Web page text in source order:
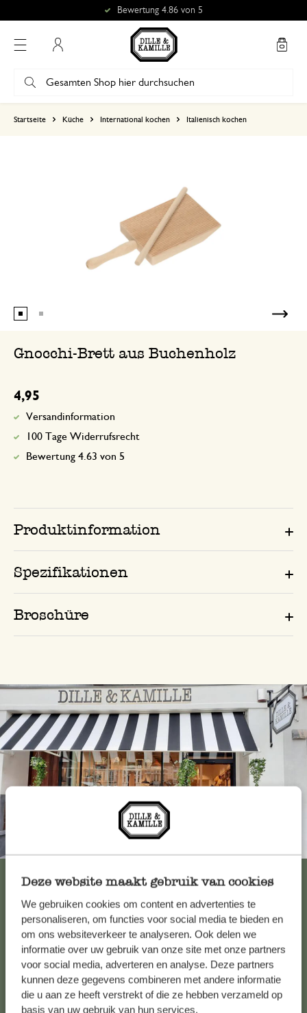
Deze website maakt gebruik van cookies
We gebruiken cookies om content en advertenties te
personaliseren, om functies voor social media te bieden en
om ons websiteverkeer te analyseren. Ook delen we
informatie over uw gebruik van onze site met onze partners
voor social media, adverteren en analyse. Deze partners
kunnen deze gegevens combineren met andere informatie
die u aan ze heeft verstrekt of die ze hebben verzameld op
basis van uw gebruik van hun services.
Bewertung 4.86 von 5
Startseite Küche International kochen Italienisch kochen
Gnocchi-Brett aus Buchenholz
4,95
Versandinformation
100 Tage Widerrufsrecht
Bewertung 4.63 von 5
Produktinformation
Spezifikationen
Broschüre
Immer in der Nähe
Kundenservice/Hilfe
Falls Sie Fragen haben oder Tipps und Hilfe brauchen, wenden
Sie sich bitte an unseren Kundenservice. Oder lesen Sie hier